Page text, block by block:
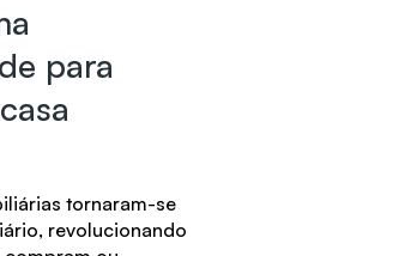
para
tornaram-se
revolucionando